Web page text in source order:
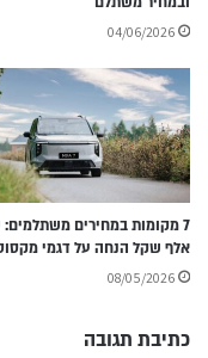
04/06/2026
אלף שקל הנחה על דגמי
08/05/2026
כתיבת תגובה